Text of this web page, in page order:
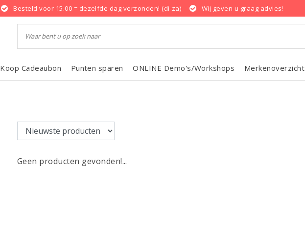
Besteld voor 15.00 = dezelfde dag verzonden! (di-za) Wij geven u graag advies!
Koop Cadeaubon Punten sparen ONLINE Demo's/Workshops Merkenoverzicht
Geen producten gevonden!...